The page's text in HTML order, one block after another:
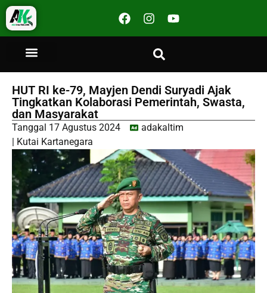
HUT RI ke-79, Mayjen Dendi Suryadi Ajak
Tingkatkan Kolaborasi Pemerintah, Swasta,
dan Masyarakat
Tanggal 17 Agustus 2024
adakaltim
Kutai Kartanegara